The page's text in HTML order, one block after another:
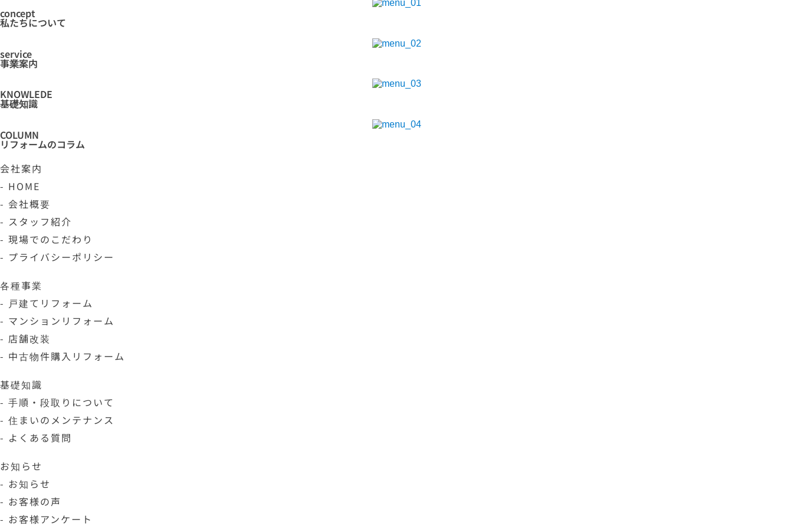
concept
私たちについて
service
事業案内
KNOWLEDE
基礎知識
COLUMN
リフォームのコラム
会社案内
- HOME
- 会社概要
- スタッフ紹介
- 現場でのこだわり
- プライバシーポリシー
各種事業
- 戸建てリフォーム
- マンションリフォーム
- 店舗改装
- 中古物件購入リフォーム
基礎知識
- 手順・段取りについて
- 住まいのメンテナンス
- よくある質問
お知らせ
- お知らせ
- お客様の声
- お客様アンケート